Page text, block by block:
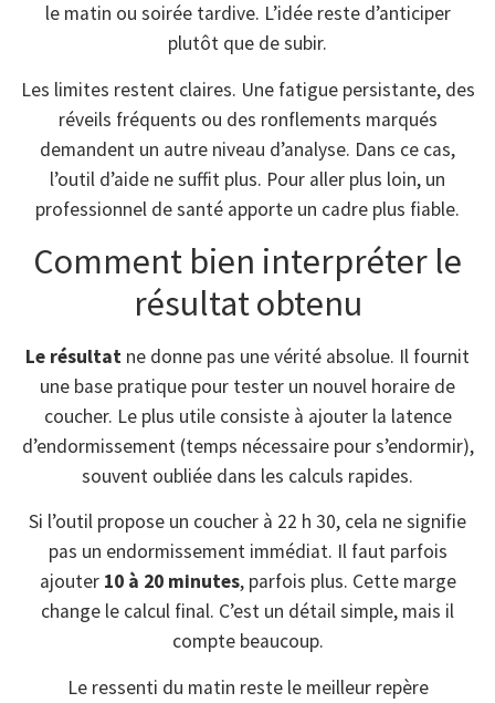
le matin ou soirée tardive. L’idée reste d’anticiper
plutôt que de subir.
Les limites restent claires. Une fatigue persistante, des
réveils fréquents ou des ronflements marqués
demandent un autre niveau d’analyse. Dans ce cas,
l’outil d’aide ne suffit plus. Pour aller plus loin, un
professionnel de santé apporte un cadre plus fiable.
Comment bien interpréter le
résultat obtenu
Le résultat ne donne pas une vérité absolue. Il fournit
une base pratique pour tester un nouvel horaire de
coucher. Le plus utile consiste à ajouter la latence
d’endormissement (temps nécessaire pour s’endormir),
souvent oubliée dans les calculs rapides.
Si l’outil propose un coucher à 22 h 30, cela ne signifie
pas un endormissement immédiat. Il faut parfois
ajouter 10 à 20 minutes, parfois plus. Cette marge
change le calcul final. C’est un détail simple, mais il
compte beaucoup.
Le ressenti du matin reste le meilleur repère